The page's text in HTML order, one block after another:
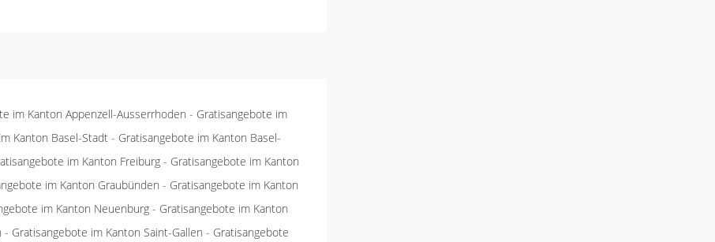
im Kanton Appenzell-Ausserrhoden - Gratisangebote im
Kanton Basel-Stadt - Gratisangebote im Kanton Basel-
im Kanton Freiburg - Gratisangebote im Kanton
im Kanton Graubünden - Gratisangebote im Kanton
im Kanton Neuenburg - Gratisangebote im Kanton
- Gratisangebote im Kanton Saint-Gallen - Gratisangebote